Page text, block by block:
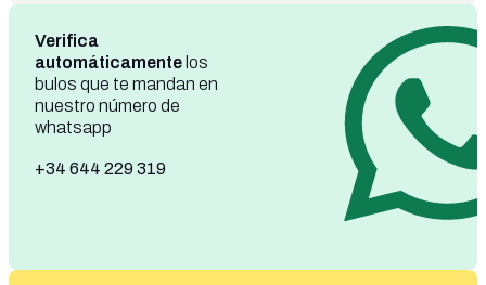
Verifica
automáticamente los
bulos que te mandan en
nuestro número de
whatsapp
+34 644 229 319